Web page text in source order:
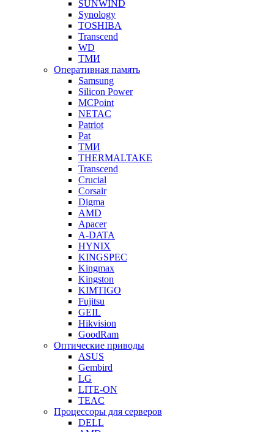
SUNWIND
Synology
TOSHIBA
Transcend
WD
ТМИ
Оперативная память
Samsung
Silicon Power
MCPoint
NETAC
Patriot
Pat
ТМИ
THERMALTAKE
Transcend
Crucial
Corsair
Digma
AMD
Apacer
A-DATA
HYNIX
KINGSPEC
Kingmax
Kingston
KIMTIGO
Fujitsu
GEIL
Hikvision
GoodRam
Оптические приводы
ASUS
Gembird
LG
LITE-ON
TEAC
Процессоры для серверов
DELL